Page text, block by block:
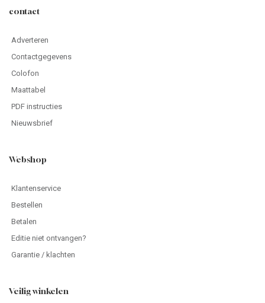
contact
Adverteren
Contactgegevens
Colofon
Maattabel
PDF instructies
Nieuwsbrief
Webshop
Klantenservice
Bestellen
Betalen
Editie niet ontvangen?
Garantie / klachten
Veilig winkelen